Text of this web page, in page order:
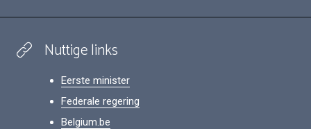
Nuttige links
Eerste minister
Federale regering
Belgium.be